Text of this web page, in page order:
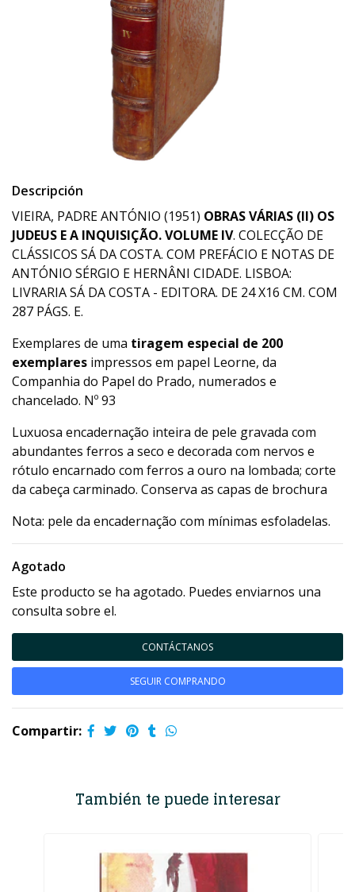
Descripción
VIEIRA, PADRE ANTÓNIO (1951) OBRAS VÁRIAS (II) OS
JUDEUS E A INQUISIÇÃO. VOLUME IV. COLECÇÃO DE
CLÁSSICOS SÁ DA COSTA. COM PREFÁCIO E NOTAS DE
ANTÓNIO SÉRGIO E HERNÂNI CIDADE. LISBOA:
LIVRARIA SÁ DA COSTA - EDITORA. DE 24 X16 CM. COM
287 PÁGS. E.
Exemplares de uma tiragem especial de 200
exemplares impressos em papel Leorne, da
Companhia do Papel do Prado, numerados e
chancelado. Nº 93
Luxuosa encadernação inteira de pele gravada com
abundantes ferros a seco e decorada com nervos e
rótulo encarnado com ferros a ouro na lombada; corte
da cabeça carminado. Conserva as capas de brochura
Nota: pele da encadernação com mínimas esfoladelas.
Agotado
Este producto se ha agotado. Puedes enviarnos una
consulta sobre el.
CONTÁCTANOS
SEGUIR COMPRANDO
Compartir:
También te puede interesar